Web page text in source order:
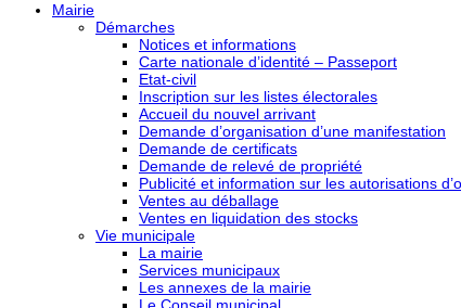
Mairie
Démarches
Notices et informations
Carte nationale d’identité – Passeport
Etat-civil
Inscription sur les listes électorales
Accueil du nouvel arrivant
Demande d’organisation d’une manifestation
Demande de certificats
Demande de relevé de propriété
Publicité et information sur les autorisations
Ventes au déballage
Ventes en liquidation des stocks
Vie municipale
La mairie
Services municipaux
Les annexes de la mairie